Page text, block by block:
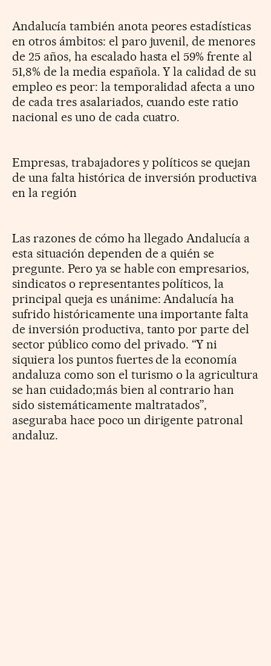
Andalucía también anota peores estadísticas
en otros ámbitos: el paro juvenil, de menores
de 25 años, ha escalado hasta el 59% frente al
51,8% de la media española. Y la calidad de su
empleo es peor: la temporalidad afecta a uno
de cada tres asalariados, cuando este ratio
nacional es uno de cada cuatro.
Empresas, trabajadores y políticos se quejan
de una falta histórica de inversión productiva
en la región
Las razones de cómo ha llegado Andalucía a
esta situación dependen de a quién se
pregunte. Pero ya se hable con empresarios,
sindicatos o representantes políticos, la
principal queja es unánime: Andalucía ha
sufrido históricamente una importante falta
de inversión productiva, tanto por parte del
sector público como del privado. “Y ni
siquiera los puntos fuertes de la economía
andaluza como son el turismo o la agricultura
se han cuidado;más bien al contrario han
sido sistemáticamente maltratados”,
aseguraba hace poco un dirigente patronal
andaluz.